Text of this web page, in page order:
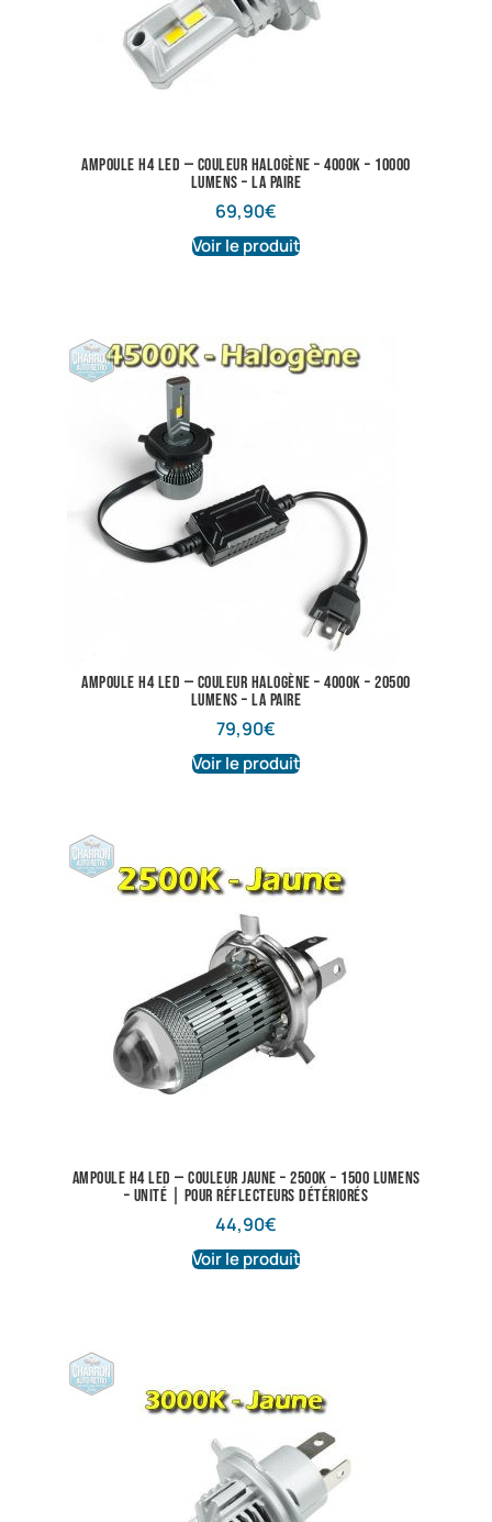
Ampoule H4 LED — Couleur Halogène – 4000K – 10000
lumens – La Paire
69,90€
Voir le produit
Ampoule H4 LED — Couleur Halogène – 4000K – 20500
lumens – La Paire
79,90€
Voir le produit
Ampoule H4 LED — Couleur Jaune – 2500K – 1500 lumens
– Unité | Pour réflecteurs détériorés
44,90€
Voir le produit